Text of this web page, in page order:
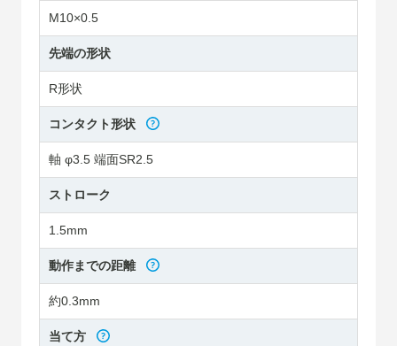
M10×0.5
先端の形状
R形状
コンタクト形状
軸 φ3.5 端面SR2.5
ストローク
1.5mm
動作までの距離
約0.3mm
当て方